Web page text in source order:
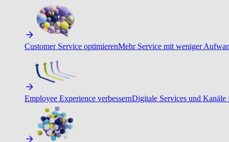
Customer Service optimierenMehr Service mit weniger
Employee Experience verbessernDigitale Services und